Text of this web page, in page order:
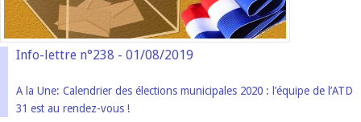
Info-lettre n°238 - 01/08/2019
A la Une: Calendrier des élections municipales 2020 : l’équipe de l’ATD
31 est au rendez-vous !